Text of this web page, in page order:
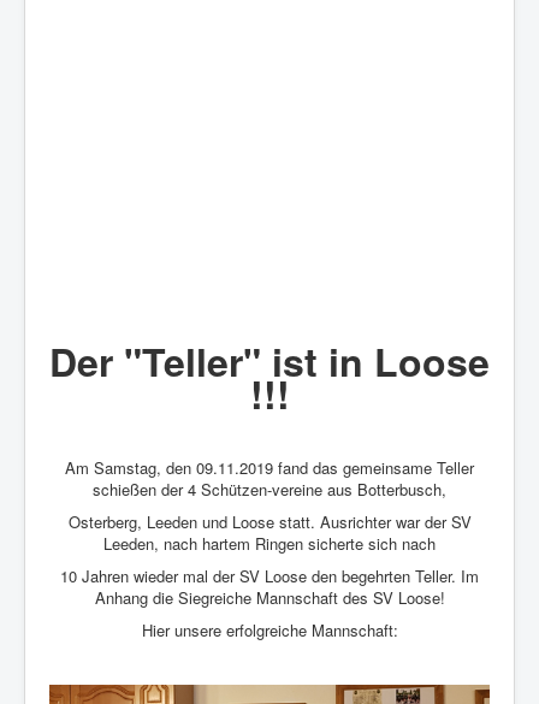
Der "Teller" ist in Loose
!!!
Am Samstag, den 09.11.2019 fand das gemeinsame Teller
schießen der 4 Schützen-vereine aus Botterbusch,
Osterberg, Leeden und Loose statt. Ausrichter war der SV
Leeden, nach hartem Ringen sicherte sich nach
10 Jahren wieder mal der SV Loose den begehrten Teller. Im
Anhang die Siegreiche Mannschaft des SV Loose!
Hier unsere erfolgreiche Mannschaft: